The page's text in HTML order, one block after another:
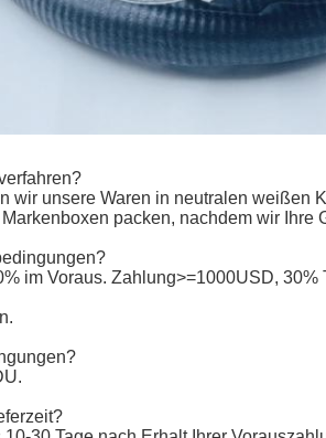
wir unsere Waren in neutralen weißen
packen, nachdem wir Ihre
im Voraus. Zahlung>=1000USD, 30%